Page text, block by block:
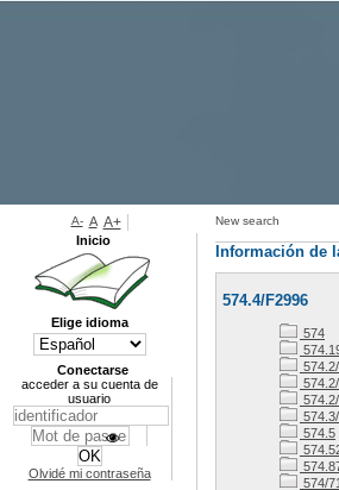
New search
Información de
574.4/F2996
574
574.5
574/
A- A A+
Inicio
Elige idioma
Conectarse
acceder a su cuenta de
usuario
Olvidé mi contraseña